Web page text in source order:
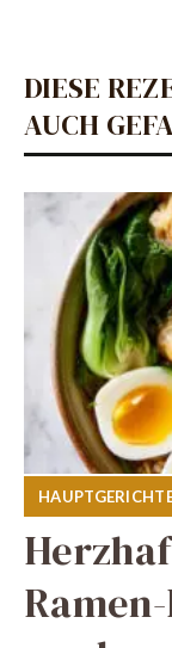
DIESE
AUCH